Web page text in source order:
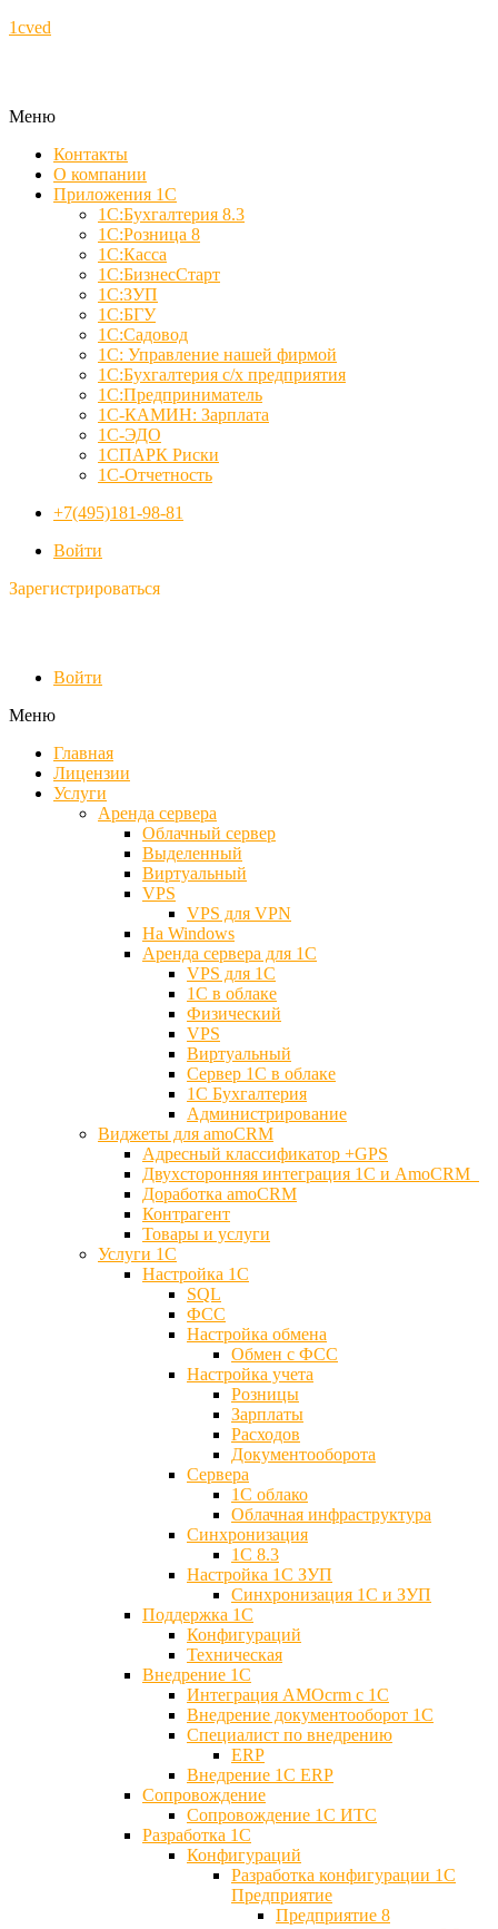
1cved
Меню
Контакты
О компании
Приложения 1С
1С:Бухгалтерия 8.3
1С:Розница 8
1С:Касса
1С:БизнесСтарт
1С:ЗУП
1С:БГУ
1С:Садовод
1С: Управление нашей фирмой
1С:Бухгалтерия с/х предприятия
1С:Предприниматель
1С-КАМИН: Зарплата
1С-ЭДО
1СПАРК Риски
1С-Отчетность
+7(495)181-98-81
Войти
Зарегистрироваться
Войти
Меню
Главная
Лицензии
Услуги
Аренда сервера
Облачный сервер
Выделенный
Виртуальный
VPS
VPS для VPN
На Windows
Аренда сервера для 1С
VPS для 1С
1С в облаке
Физический
VPS
Виртуальный
Сервер 1С в облаке
1С Бухгалтерия
Администрирование
Виджеты для amoCRM
Адресный классификатор +GPS
Двухсторонняя интеграция 1С и AmoCRM
Доработка amoCRM
Контрагент
Товары и услуги
Услуги 1С
Настройка 1С
SQL
ФСС
Настройка обмена
Обмен с ФСС
Настройка учета
Розницы
Зарплаты
Расходов
Документооборота
Сервера
1С облако
Облачная инфраструктура
Синхронизация
1С 8.3
Настройка 1С ЗУП
Синхронизация 1С и ЗУП
Поддержка 1С
Конфигураций
Техническая
Внедрение 1С
Интеграция AMOcrm с 1C
Внедрение документооборот 1С
Специалист по внедрению
ERP
Внедрение 1С ERP
Cопровождение
Cопровождение 1С ИТС
Разработка 1C
Конфигураций
Разработка конфигурации 1С
Предприятие
Предприятие 8